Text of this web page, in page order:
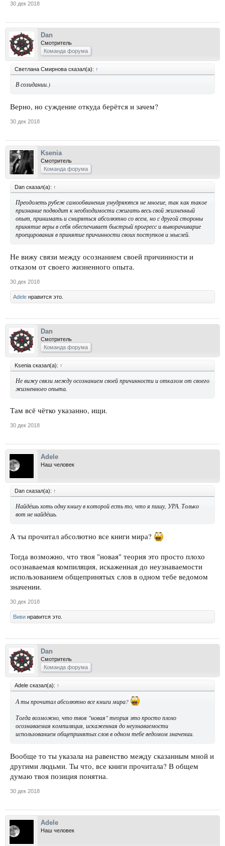
30 дек 2018
Dan
Смотритель
Команда форума
Светлана Смирнова сказал(а): ↑
В созидании.)
Верно, но суждение откуда берётся и зачем?
30 дек 2018
Ksenia
Смотритель
Команда форума
Dan сказал(а): ↑
Преодолеть рубеж самообвинения умудряются не многие, так как такое
признание подводит к необходимости сжигать весь свой жизненный
опыт, принимать и смиряться абсолютно со всем, но с другой стороны
принятие веры в себя обеспечивает быстрый прогресс и выворачиварие
проецирования в принятие причинности своих поступков и мыслей.
Не вижу связи между осознанием своей причинности и
отказом от своего жизненного опыта.
30 дек 2018
Adele нравится это.
Dan
Смотритель
Команда форума
Ksenia сказал(а): ↑
Не вижу связи между осознанием своей причинности и отказом от своего
жизненного опыта.
Там всё чётко указанно, ищи.
30 дек 2018
Adele
Наш человек
Dan сказал(а): ↑
Найдёшь хоть одну книгу в которой есть то, что я пишу, УРА. Только
вот не найдёшь.
А ты прочитал абсолютно все книги мира?
Тогда возможно, что твоя "новая" теория это просто плохо
осознаваемая компиляция, искаженная до неузнаваемости
использованием общепринятых слов в одном тебе ведомом
значении.
30 дек 2018
Виви нравится это.
Dan
Смотритель
Команда форума
Adele сказал(а): ↑
А ты прочитал абсолютно все книги мира?
Тогда возможно, что твоя "новая" теория это просто плохо
осознаваемая компиляция, искаженная до неузнаваемости
использованием общепринятых слов в одном тебе ведомом значении.
Вообще то ты указала на равенство между сказанным мной и
другими людьми. Ты что, все книги прочитала? В общем
думаю твоя позиция понятна.
30 дек 2018
Adele
Наш человек